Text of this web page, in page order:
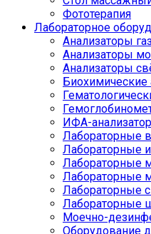
Фототерапия
Лабораторное
Анализаторы
Анализаторы
Анализаторы
Биохимические
ИФА-
Лабораторные
Лабораторные
Лабораторные
Лабораторные
Лабораторные
Лабораторные
Моечно-
Оборудование